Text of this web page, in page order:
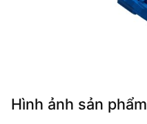
Hình ảnh sản phẩm